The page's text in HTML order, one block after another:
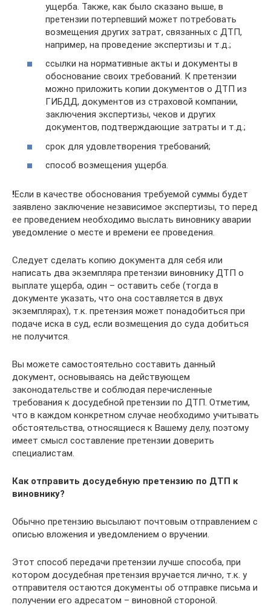
ущерба. Также, как было сказано выше, в
претензии потерпевший может потребовать
возмещения других затрат, связанных с ДТП,
например, на проведение экспертизы и т.д.;
ссылки на нормативные акты и документы в
обоснование своих требований. К претензии
можно приложить копии документов о ДТП из
ГИБДД, документов из страховой компании,
заключения экспертизы, чеков и других
документов, подтверждающие затраты и т.д.;
срок для удовлетворения требований;
способ возмещения ущерба.
!Если в качестве обоснования требуемой суммы будет
заявлено заключение независимое экспертизы, то перед
ее проведением необходимо выслать виновнику аварии
уведомление о месте и времени ее проведения.
Следует сделать копию документа для себя или
написать два экземпляра претензии виновнику ДТП о
выплате ущерба, один – оставить себе (тогда в
документе указать, что она составляется в двух
экземплярах), т.к. претензия может понадобиться при
подаче иска в суд, если возмещения до суда добиться
не получится.
Вы можете самостоятельно составить данный
документ, основываясь на действующем
законодательстве и соблюдая перечисленные
требования к досудебной претензии по ДТП. Отметим,
что в каждом конкретном случае необходимо учитывать
обстоятельства, относящиеся к Вашему делу, поэтому
имеет смысл составление претензии доверить
специалистам.
Как отправить досудебную претензию по ДТП к
виновнику?
Обычно претензию высылают почтовым отправлением с
описью вложения и уведомлением о вручении.
Этот способ передачи претензии лучше способа, при
котором досудебная претензия вручается лично, т.к. у
отправителя остаются документы об отправке письма и
получении его адресатом – виновной стороной.